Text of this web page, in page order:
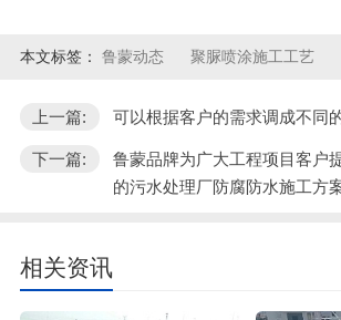
本文标签： 鲁蒙动态 聚脲喷涂施工工艺
上一篇: 可以根据客户的需求调成不同
下一篇:
鲁蒙品牌为广大工程项目客户
的污水处理厂防腐防水施工方
相关资讯